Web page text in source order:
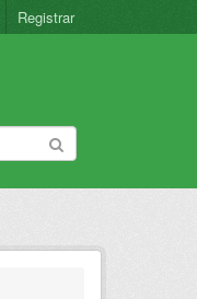
Registrar